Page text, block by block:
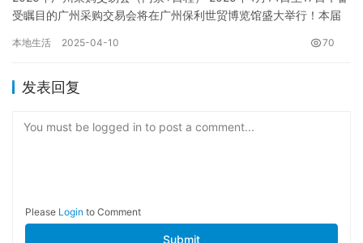
受瞩目的广州采购交易会将在广州保利世贸博览馆盛大举行！本届
本地生活 2025-04-10 70
发表回复
You must be logged in to post a comment...
Please Login to Comment
Submit